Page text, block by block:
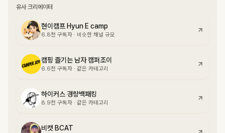
유사 크리에이터
현이캠프 Hyun E camp
6.8천 구독자 · 비슷한 채널 규모
캠핑 즐기는 남자 캠퍼조이
6.6천 구독자 · 같은 카테고리
하이커스 경량백패킹
8.9천 구독자 · 같은 카테고리
비캣 BCAT